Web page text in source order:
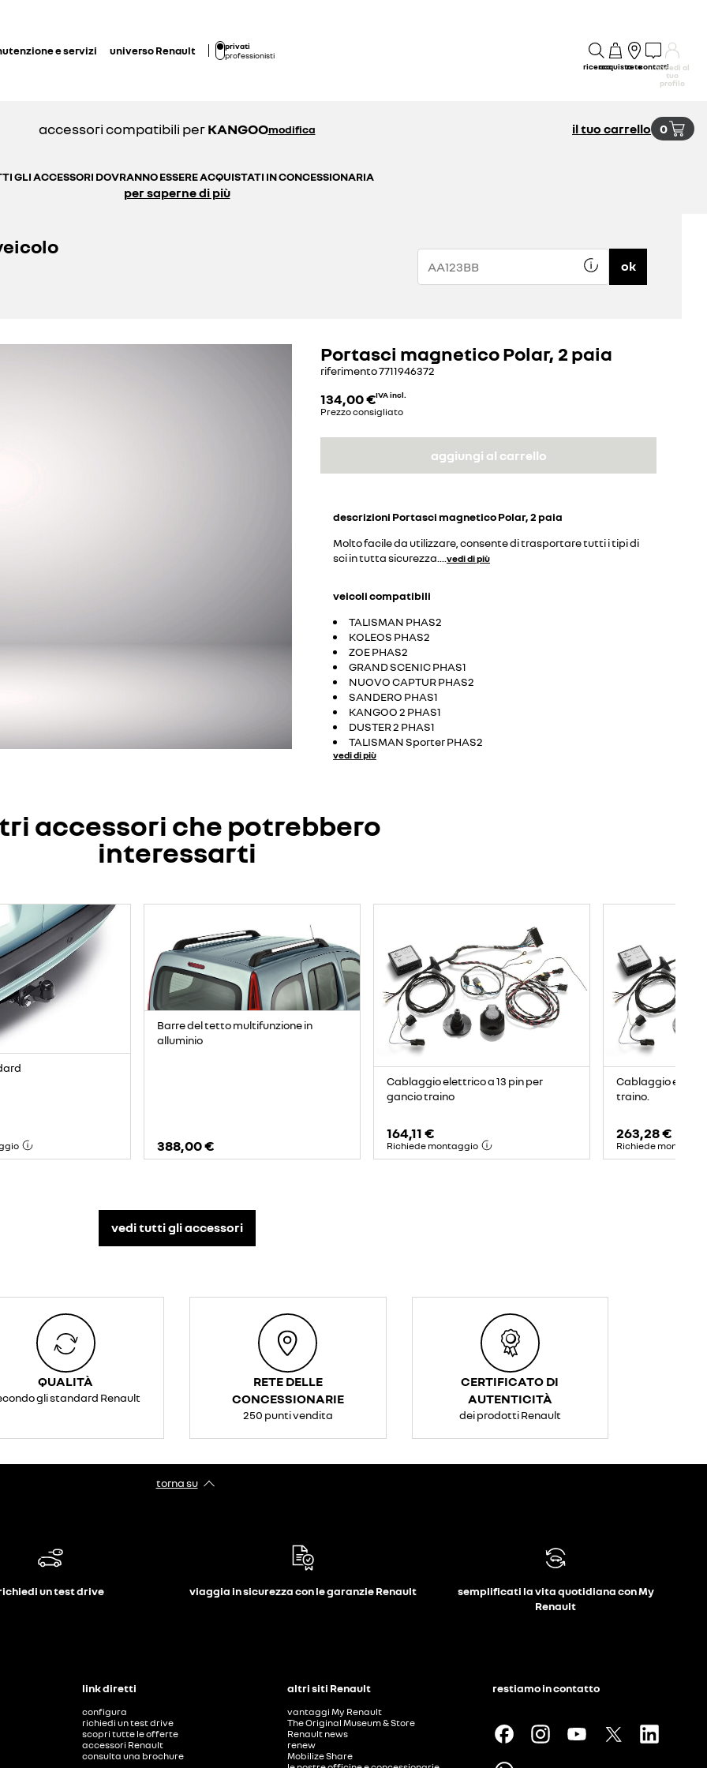
e servizi universo Renault
privati
professionisti
ricercaacquistoretecontattiaccedi al
tuo
profilo
accessori compatibili per KANGOOmodifica il tuo carrello 0
GLI ACCESSORI DOVRANNO ESSERE ACQUISTATI IN CONCESSIONARIA
per saperne di più
ok
Portasci magnetico Polar, 2 paia
riferimento7711946372
134,00 €IVA incl.
Prezzo consigliato
aggiungi al carrello
descrizioni Portasci magnetico Polar, 2 paia
Molto facile da utilizzare, consente di trasportare tutti i tipi di
sci in tutta sicurezza.
vedi di più
veicoli compatibili
TALISMAN PHAS2
KOLEOS PHAS2
ZOE PHAS2
GRAND SCENIC PHAS1
NUOVO CAPTUR PHAS2
SANDERO PHAS1
KANGOO 2 PHAS1
DUSTER 2 PHAS1
TALISMAN Sporter PHAS2
vedi di più
accessori che potrebbero
interessarti
Barre del tetto multifunzione in
alluminio
388,00 €
Cablaggio elettrico a 13 pin per
gancio traino
164,11 €
Richiede montaggio
Cablaggio
traino.
263,28 €
Richiede montaggio
vedi tutti gli accessori​
QUALITÀ
gli standard Renault
RETE DELLE
CONCESSIONARIE
250 punti vendita
CERTIFICATO DI
AUTENTICITÀ
dei prodotti Renault
torna su
un test drive viaggia in sicurezza con le garanzie Renault
semplificati la vita quotidiana con My
Renault
link diretti
configura
richiedi un test drive
scopri tutte le offerte
accessori Renault
consulta una brochure
altri siti Renault
vantaggi My Renault
The Original Museum & Store
Renault news
renew
Mobilize Share
restiamo in contatto